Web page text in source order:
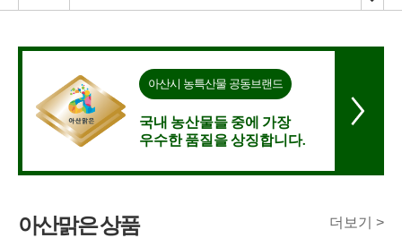
아산시농특산물공동브랜드 아산썰전-아산맑은쪽파편
아산시 농특산물 공동브랜드
국내 농산물들 중에 가장
우수한 품질을 상징합니다.
아산맑은 상품 더보기 >